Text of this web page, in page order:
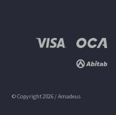
© Copyright 2026 / Amadeus